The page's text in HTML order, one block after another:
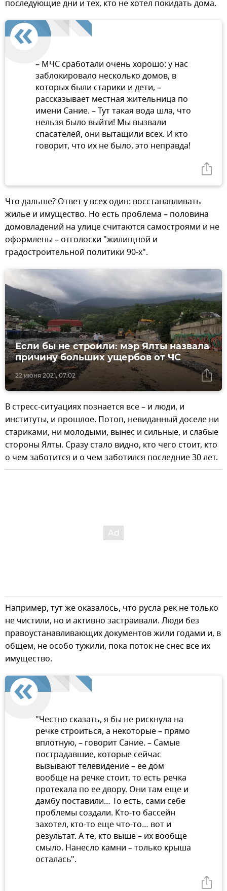
последующие дни и тех, кто не хотел покидать дома.
– МЧС сработали очень хорошо: у нас
заблокировало несколько домов, в
которых были старики и дети, –
рассказывает местная жительница по
имени Сание. – Тут такая вода шла, что
нельзя было выйти! Мы вызвали
спасателей, они вытащили всех. И кто
говорит, что их не было, это неправда!
Что дальше? Ответ у всех один: восстанавливать
жилье и имущество. Но есть проблема – половина
домовладений на улице считаются самостроями и не
оформлены – отголоски "жилищной и
градостроительной политики 90-х".
22 июня 2021, 07:02
Если бы не строили: мэр Ялты назвала
причину больших ущербов от ЧС
В стресс-ситуациях познается все – и люди, и
институты, и прошлое. Потоп, невиданный доселе ни
стариками, ни молодыми, вынес и сильные, и слабые
стороны Ялты. Сразу стало видно, кто чего стоит, кто
о чем заботится и о чем заботился последние 30 лет.
Например, тут же оказалось, что русла рек не только
не чистили, но и активно застраивали. Люди без
правоустанавливающих документов жили годами и, в
общем, не особо тужили, пока поток не снес все их
имущество.
"Честно сказать, я бы не рискнула на
речке строиться, а некоторые – прямо
вплотную, – говорит Сание. – Самые
пострадавшие, которые сейчас
вызывают телевидение – ее дом
вообще на речке стоит, то есть речка
протекала по ее двору. Они там еще и
дамбу поставили… То есть, сами себе
проблемы создали. Кто-то бассейн
захотел, кто-то еще что-то… вот и
результат. А те, кто выше – их вообще
смыло. Нанесло камни – только крыша
осталась".